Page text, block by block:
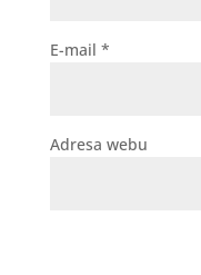
E-mail *
Adresa webu